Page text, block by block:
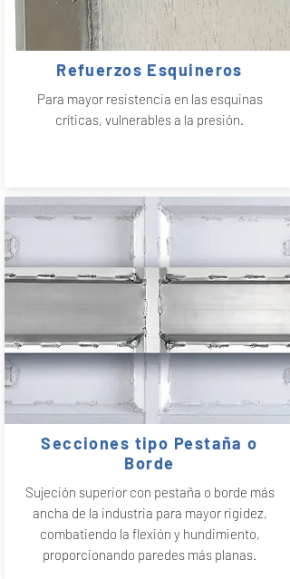
Refuerzos Esquineros
Para mayor resistencia en las esquinas
críticas, vulnerables a la presión.
Secciones tipo Pestaña o
Borde
Sujeción superior con pestaña o borde más
ancha de la industria para mayor rigidez,
combatiendo la flexión y hundimiento,
proporcionando paredes más planas.